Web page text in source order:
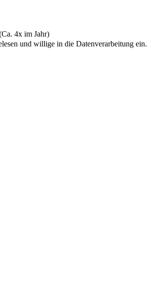
4x im Jahr)
und willige in die Datenverarbeitung ein.